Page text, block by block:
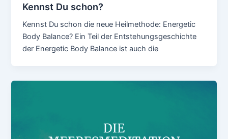
Kennst Du schon?
Kennst Du schon die neue Heilmethode: Energetic
Body Balance? Ein Teil der Entstehungsgeschichte
der Energetic Body Balance ist auch die